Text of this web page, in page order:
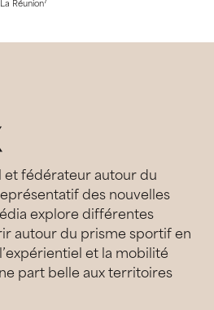
La Réunion7
et fédérateur autour du
des nouvelles
explore différentes
autour du prisme sportif en
et la mobilité
part belle aux territoires